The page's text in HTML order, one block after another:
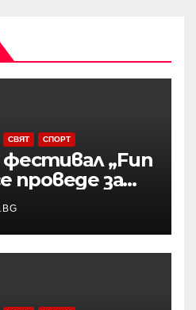
СВЯТ СПОРТ
„Fun
проведе за